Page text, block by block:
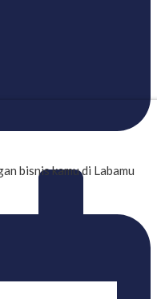
bisnis kamu di Labamu